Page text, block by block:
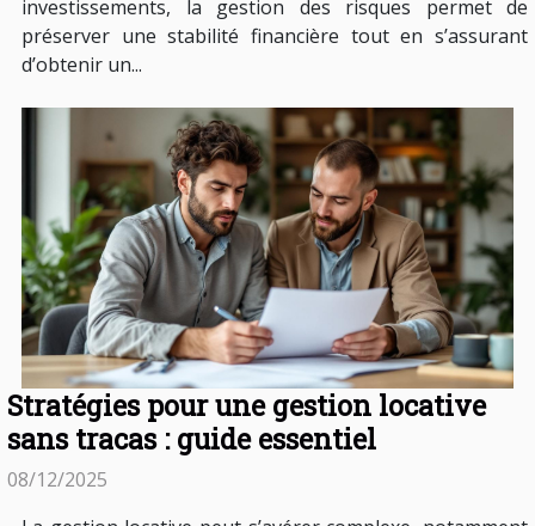
investissements, la gestion des risques permet de
préserver une stabilité financière tout en s’assurant
d’obtenir un...
Stratégies pour une gestion locative
sans tracas : guide essentiel
08/12/2025